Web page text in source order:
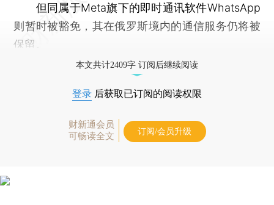
但同属于Meta旗下的即时通讯软件WhatsApp
则暂时被豁免，其在俄罗斯境内的通信服务仍将被
保留。
本文共计2409字 订阅后继续阅读
登录 后获取已订阅的阅读权限
财新通会员
可畅读全文
订阅/会员升级